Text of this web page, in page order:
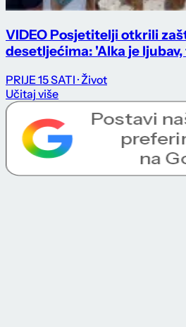
VIDEO Posjetitelji otkrili
desetljećima: 'Alka je
PRIJE 15 SATI · Život
Učitaj više